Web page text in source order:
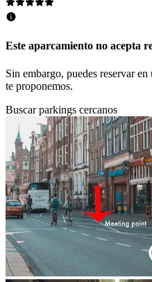
Este aparcamiento no acepta
Sin embargo, puedes reservar
te proponemos.
Buscar parkings cercanos